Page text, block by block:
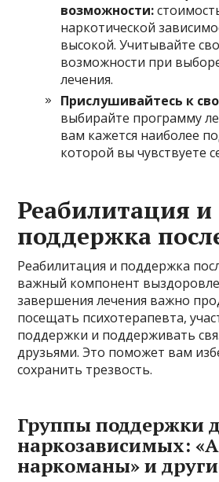
возможности:
наркотической
высокой. Учитывайте
возможности при
лечения.
Прислушивайтесь к
выбирайте программу
вам кажется наиболее
которой вы чувствуете
Реабилитация и
поддержка
Реабилитация и поддержка
важный компонент
завершения лечения важно
посещать психотерапевта,
поддержки и поддерживать
друзьями. Это поможет вам
сохранить трезвость.
Группы поддержки
наркозависимых:
наркоманы» и